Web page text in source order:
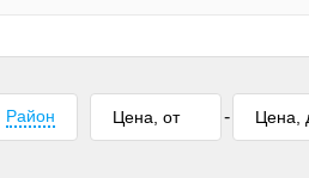
Район -